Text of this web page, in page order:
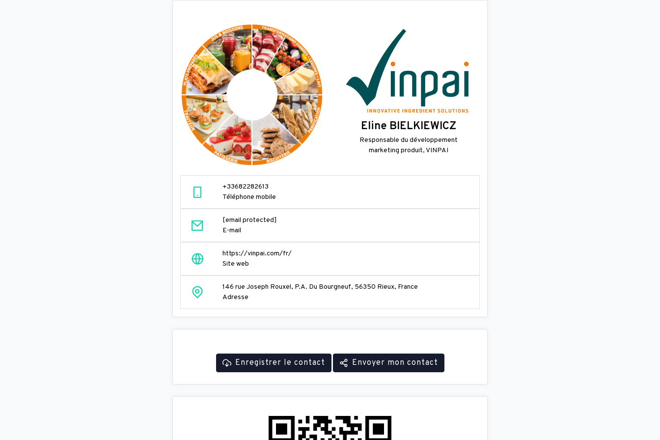
Eline BIELKIEWICZ
Responsable du développement
marketing produit, VINPAI
+33682282613
Téléphone mobile
[email protected]
E-mail
https://vinpai.com/fr/
Site web
146 rue Joseph Rouxel, P.A. Du Bourgneuf, 56350 Rieux, France
Adresse
Enregistrer le contact Envoyer mon contact